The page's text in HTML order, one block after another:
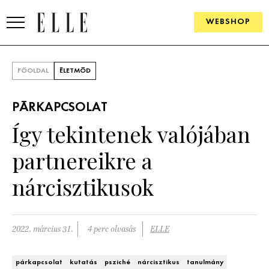
WEBSHOP
SZÉPSÉG
KULTÚRA
ÉLETMÓD
PÁRKAPCSOLAT
FŐOLDAL ÉLETMÓD
PÁRKAPCSOLAT
Így tekintenek valójában
partnereikre a
nárcisztikusok
2022. március 31. 4 perc olvasás ELLE
párkapcsolat kutatás psziché nárcisztikus
tanulmány